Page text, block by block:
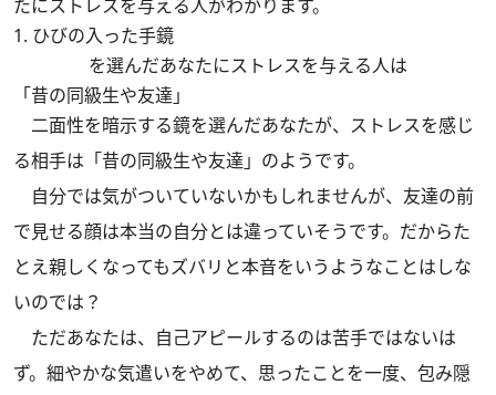
たにストレスを与える人がわかります。
1. ひびの入った手鏡
を選んだあなたにストレスを与える人は
「昔の同級生や友達」
二面性を暗示する鏡を選んだあなたが、ストレスを感じ
る相手は「昔の同級生や友達」のようです。
自分では気がついていないかもしれませんが、友達の前
で見せる顔は本当の自分とは違っていそうです。だからた
とえ親しくなってもズバリと本音をいうようなことはしな
いのでは？
ただあなたは、自己アピールするのは苦手ではないは
ず。細やかな気遣いをやめて、思ったことを一度、包み隠